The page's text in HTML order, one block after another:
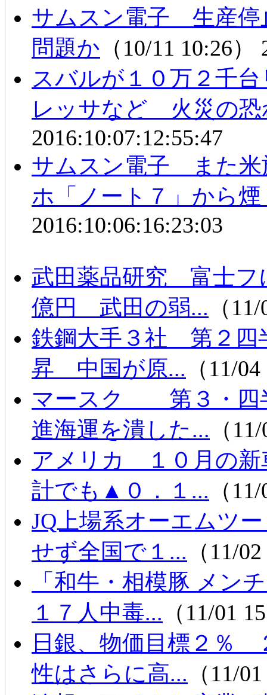
サムスン電子 生産
問題か （10/11 10:26）
スバルが１０万２千
レッサなど 火災の恐
2016:10:07:12:55:47
サムスン電子 また
ホ「ノート７」から
2016:10:06:16:23:03
武田薬品研究 富士フ
億円 武田の弱... （
鉄鋼大手３社 第２
昇 中国が原... （11/
マースク 第３・四
進海運を潰した... （
アメリカ １０月の
計でも▲０．１... （
JQ上場系オーエムツ
せず全国で１... （11/
「和牛・相模豚 メ
１７人中毒... （11/01
日銀、物価目標２％
性はさらに高... （11/